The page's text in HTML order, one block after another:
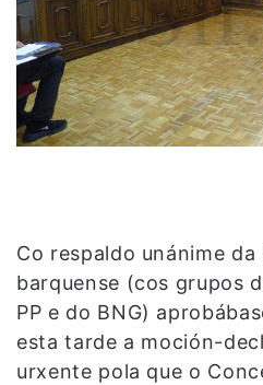
Co respaldo unánime
barquense (cos grupos
PP e do BNG)
esta tarde a moción-
urxente pola que o